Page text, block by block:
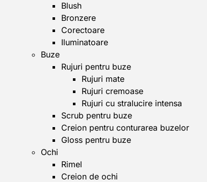
Blush
Bronzere
Corectoare
Iluminatoare
Buze
Rujuri pentru buze
Rujuri mate
Rujuri cremoase
Rujuri cu stralucire intensa
Scrub pentru buze
Creion pentru conturarea buzelor
Gloss pentru buze
Ochi
Rimel
Creion de ochi